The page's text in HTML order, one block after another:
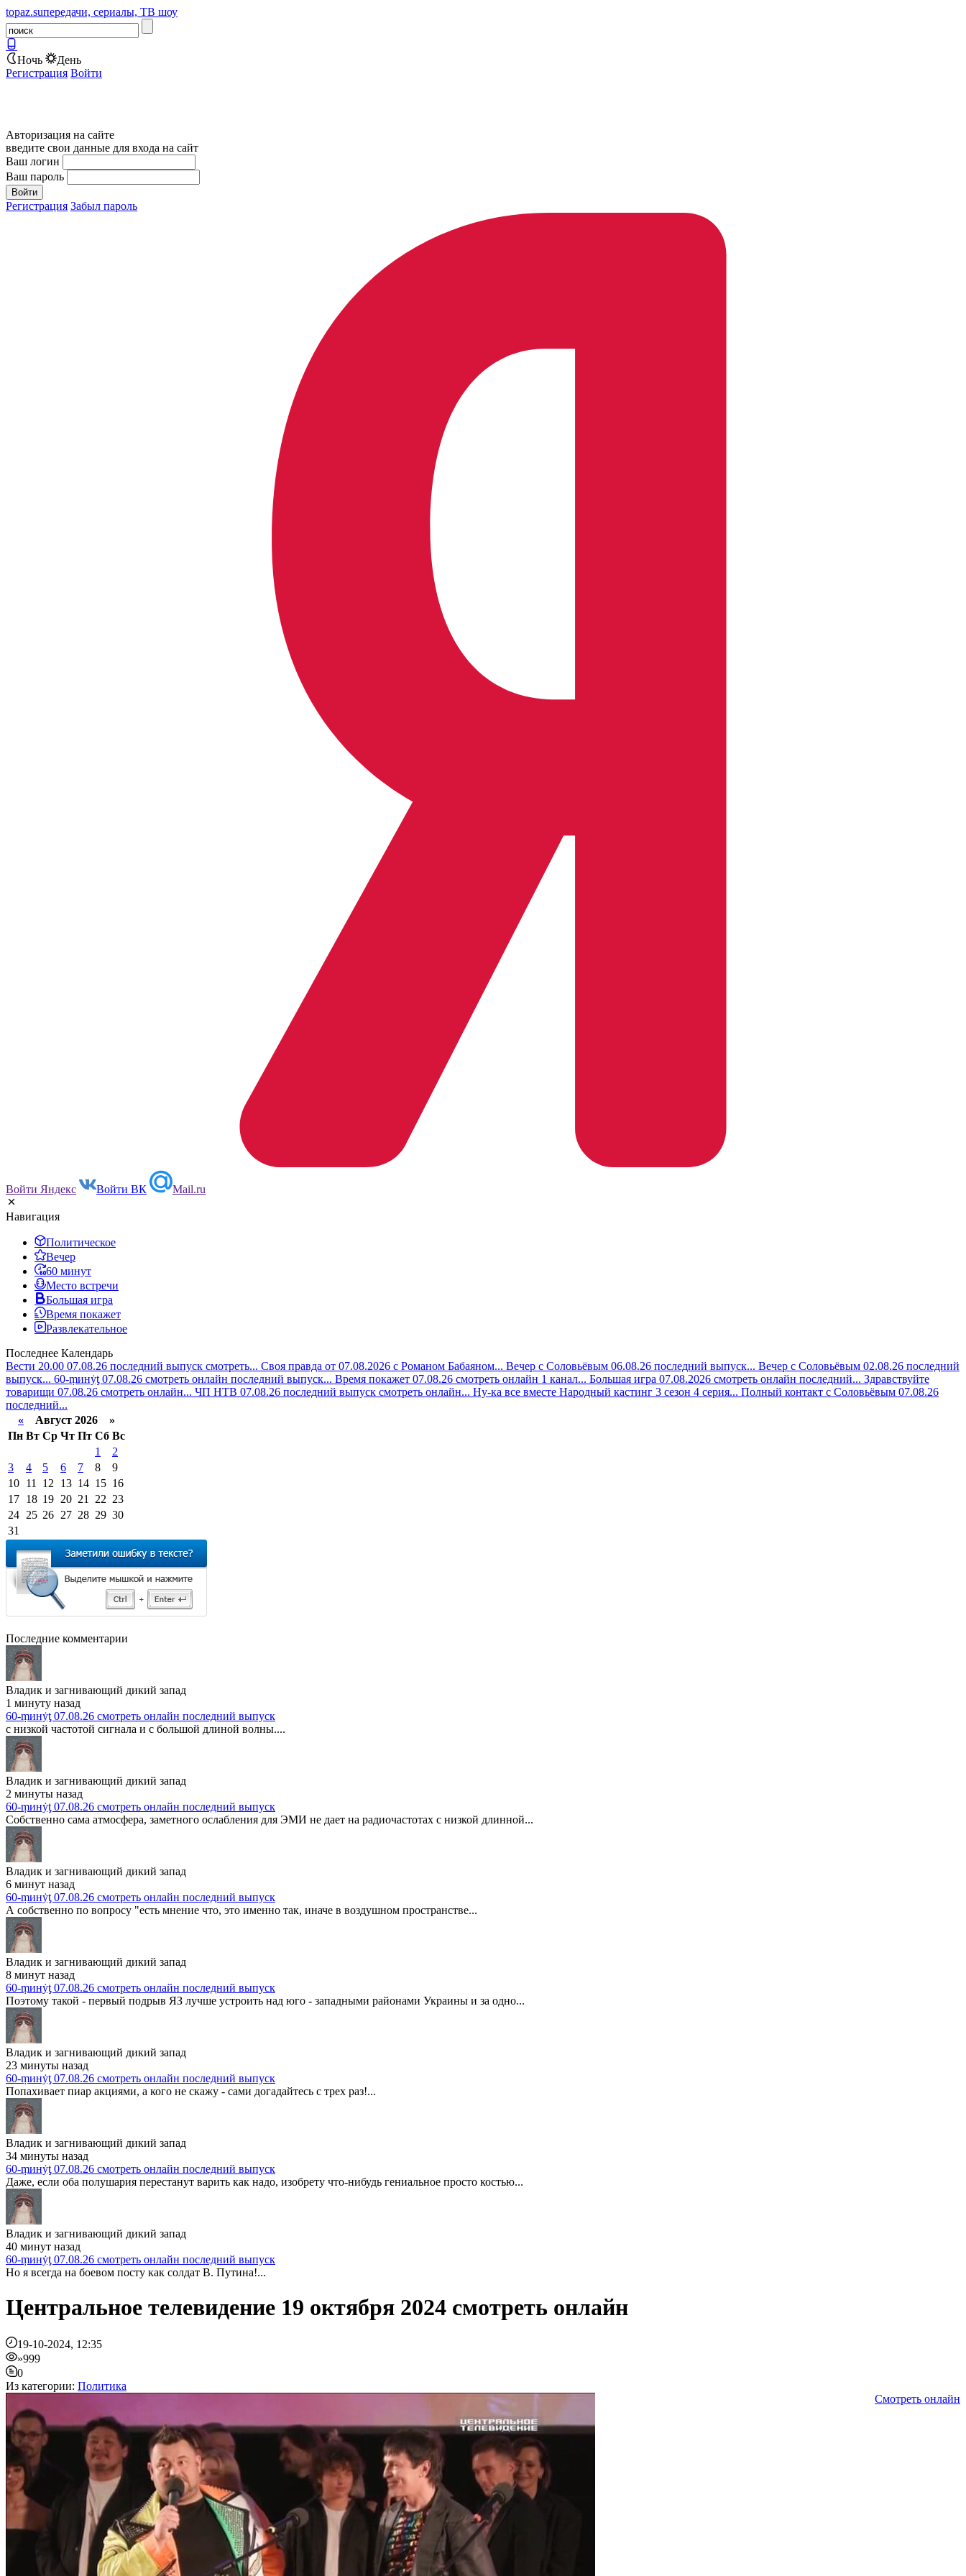
topaz.suпередачи, сериалы, ТВ шоу
Ночь
День
Регистрация Войти
Авторизация на сайте
введите свои данные для входа на сайт
Ваш логин
Ваш пароль
Регистрация Забыл пароль
Войти Яндекс Войти ВК Mail.ru
Навигация
Политическое
Вечер
60 минут
Место встречи
Большая игра
Время покажет
Развлекательное
Последнее Календарь
Вести 20.00 07.08.26 последний выпуск смотреть... Своя правда от 07.08.2026 с Романом Бабаяном... Вечер с Соловьёвым 06.08.26 последний выпуск... Вечер с Соловьёвым 02.08.26 последний
выпуск... 60-ṃинẏƫ 07.08.26 смотреть онлайн последний выпуск... Время покажет 07.08.26 смотреть онлайн 1 канал... Большая игра 07.08.2026 смотреть онлайн последний... Здравствуйте
товарищи 07.08.26 смотреть онлайн... ЧП НТВ 07.08.26 последний выпуск смотреть онлайн... Ну-ка все вместе Народный кастинг 3 сезон 4 серия... Полный контакт с Соловьёвым 07.08.26
последний...
« Август 2026 »
Пн Вт Ср Чт Пт Сб Вс
1
2
3
4 5 6 7 8
9
10 11 12 13 14 15 16
17 18 19 20 21 22 23
24 25 26 27 28 29 30
31
Последние комментарии
Владик и загнивающий дикий запад
1 минуту назад
60-ṃинẏƫ 07.08.26 смотреть онлайн последний выпуск
с низкой частотой сигнала и с большой длиной волны....
Владик и загнивающий дикий запад
2 минуты назад
60-ṃинẏƫ 07.08.26 смотреть онлайн последний выпуск
Собственно сама атмосфера, заметного ослабления для ЭМИ не дает на радиочастотах с низкой длинной...
Владик и загнивающий дикий запад
6 минут назад
60-ṃинẏƫ 07.08.26 смотреть онлайн последний выпуск
А собственно по вопросу "есть мнение что, это именно так, иначе в воздушном пространстве...
Владик и загнивающий дикий запад
8 минут назад
60-ṃинẏƫ 07.08.26 смотреть онлайн последний выпуск
Поэтому такой - первый подрыв ЯЗ лучше устроить над юго - западными районами Украины и за одно...
Владик и загнивающий дикий запад
23 минуты назад
60-ṃинẏƫ 07.08.26 смотреть онлайн последний выпуск
Попахивает пиар акциями, а кого не скажу - сами догадайтесь с трех раз!...
Владик и загнивающий дикий запад
34 минуты назад
60-ṃинẏƫ 07.08.26 смотреть онлайн последний выпуск
Даже, если оба полушария перестанут варить как надо, изобрету что-нибудь гениальное просто костью...
Владик и загнивающий дикий запад
40 минут назад
60-ṃинẏƫ 07.08.26 смотреть онлайн последний выпуск
Но я всегда на боевом посту как солдат В. Путина!...
Центральное телевидение 19 октября 2024 смотреть онлайн
19-10-2024, 12:35
»999
0
Из категории: Политика
Смотреть онлайн